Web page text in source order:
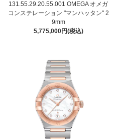
131.55.29.20.55.001 OMEGA オメガ
コンステレーション "マンハッタン" 2
9mm
5,775,000円(税込)